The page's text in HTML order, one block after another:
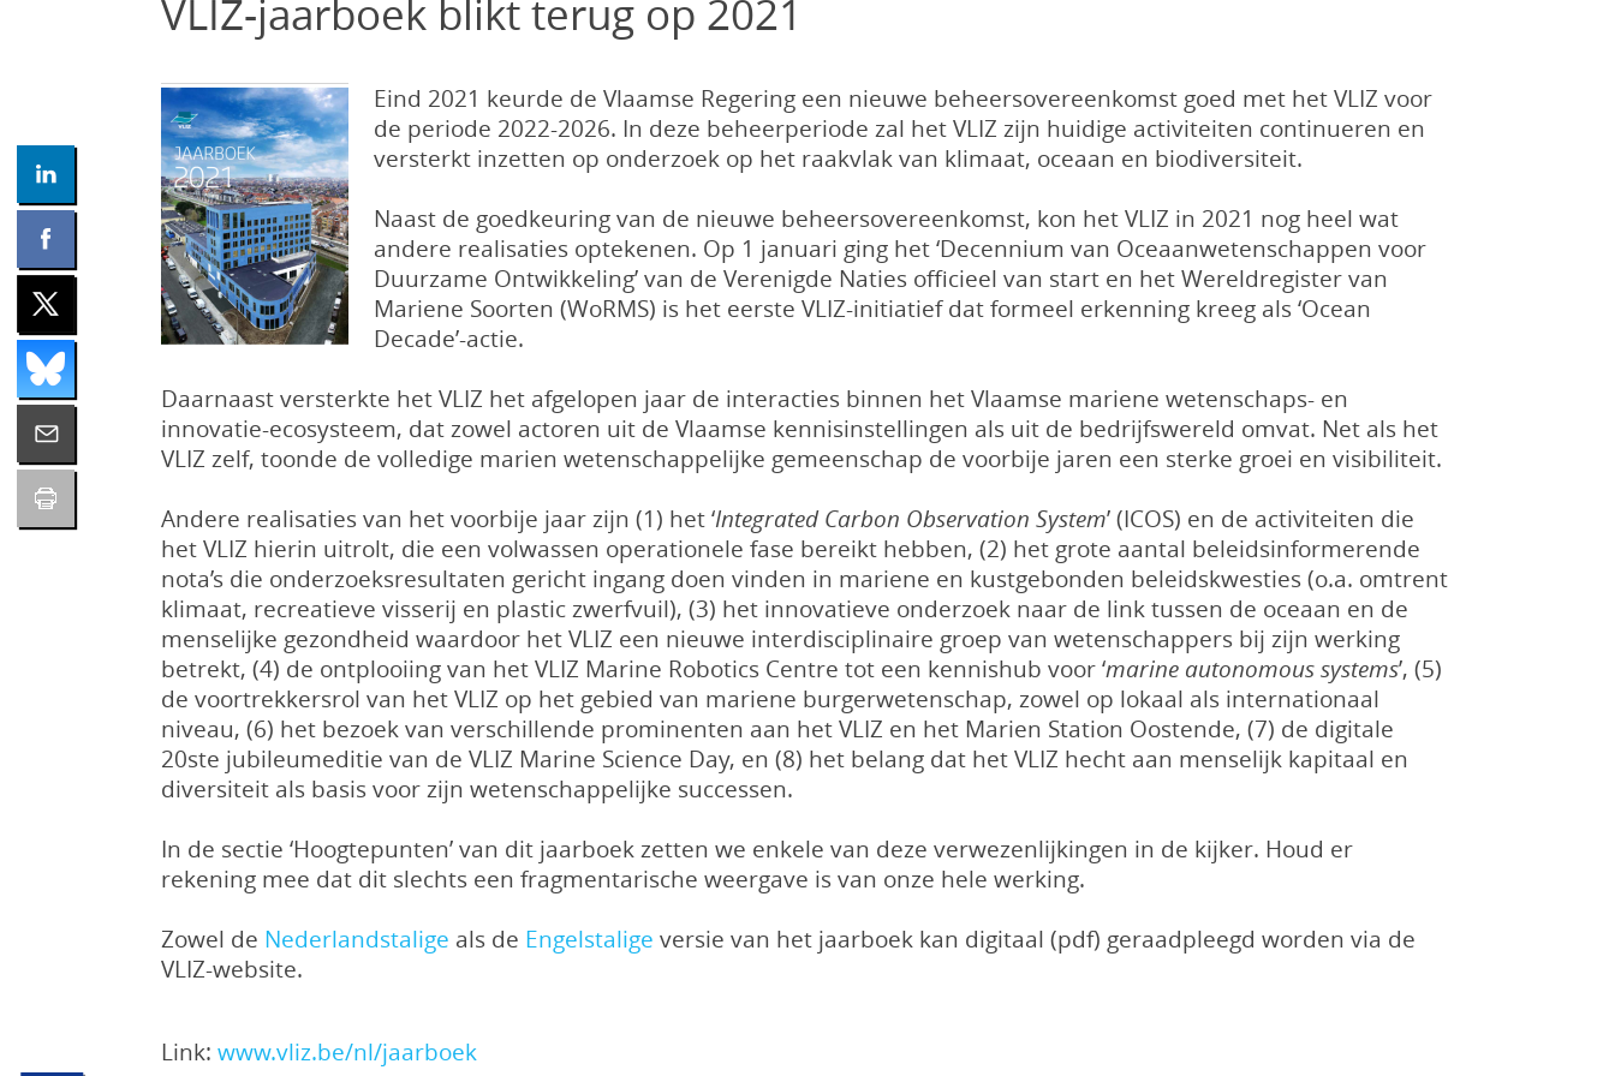
VLIZ-jaarboek blikt terug op 2021
Eind 2021 keurde de Vlaamse Regering een nieuwe beheersovereenkomst goed met het VLIZ voor
de periode 2022-2026. In deze beheerperiode zal het VLIZ zijn huidige activiteiten continueren en
versterkt inzetten op onderzoek op het raakvlak van klimaat, oceaan en biodiversiteit.
Naast de goedkeuring van de nieuwe beheersovereenkomst, kon het VLIZ in 2021 nog heel wat
andere realisaties optekenen. Op 1 januari ging het ‘Decennium van Oceaanwetenschappen voor
Duurzame Ontwikkeling’ van de Verenigde Naties officieel van start en het Wereldregister van
Mariene Soorten (WoRMS) is het eerste VLIZ-initiatief dat formeel erkenning kreeg als ‘Ocean
Decade’-actie.
Daarnaast versterkte het VLIZ het afgelopen jaar de interacties binnen het Vlaamse mariene wetenschaps- en
innovatie-ecosysteem, dat zowel actoren uit de Vlaamse kennisinstellingen als uit de bedrijfswereld omvat. Net als het
VLIZ zelf, toonde de volledige marien wetenschappelijke gemeenschap de voorbije jaren een sterke groei en visibiliteit.
Andere realisaties van het voorbije jaar zijn (1) het ‘Integrated Carbon Observation System’ (ICOS) en de activiteiten die
het VLIZ hierin uitrolt, die een volwassen operationele fase bereikt hebben, (2) het grote aantal beleidsinformerende
nota’s die onderzoeksresultaten gericht ingang doen vinden in mariene en kustgebonden beleidskwesties (o.a. omtrent
klimaat, recreatieve visserij en plastic zwerfvuil), (3) het innovatieve onderzoek naar de link tussen de oceaan en de
menselijke gezondheid waardoor het VLIZ een nieuwe interdisciplinaire groep van wetenschappers bij zijn werking
betrekt, (4) de ontplooiing van het VLIZ Marine Robotics Centre tot een kennishub voor ‘marine autonomous systems’, (5)
de voortrekkersrol van het VLIZ op het gebied van mariene burgerwetenschap, zowel op lokaal als internationaal
niveau, (6) het bezoek van verschillende prominenten aan het VLIZ en het Marien Station Oostende, (7) de digitale
20ste jubileumeditie van de VLIZ Marine Science Day, en (8) het belang dat het VLIZ hecht aan menselijk kapitaal en
diversiteit als basis voor zijn wetenschappelijke successen.
In de sectie ‘Hoogtepunten’ van dit jaarboek zetten we enkele van deze verwezenlijkingen in de kijker. Houd er
rekening mee dat dit slechts een fragmentarische weergave is van onze hele werking.
Zowel de Nederlandstalige als de Engelstalige versie van het jaarboek kan digitaal (pdf) geraadpleegd worden via de
VLIZ-website.
Link:www.vliz.be/nl/jaarboek